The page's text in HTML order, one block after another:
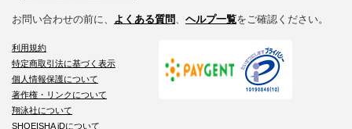
お問い合わせの前に、 よくある質問 ヘルプ一覧をご確認ください。
利用規約
特定商取引法に基づく表示
個人情報保護について
著作権・リンクについて
翔泳社について
SHOEISHA iDについて